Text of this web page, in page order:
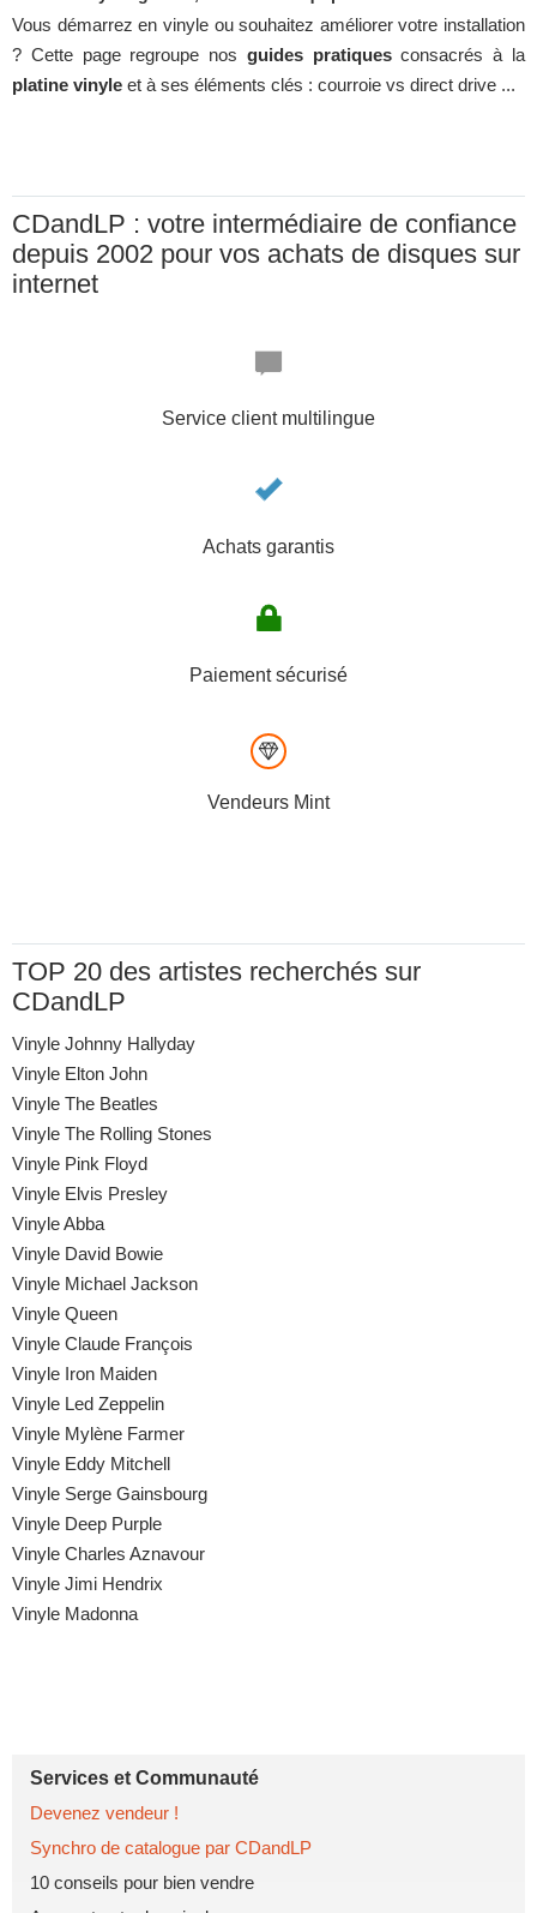
Vous démarrez en vinyle ou souhaitez améliorer votre installation
? Cette page regroupe nos guides pratiquesconsacrés à la
platine vinyle et à ses éléments clés : courroie vs direct drive ...
CDandLP : votre intermédiaire de confiance
depuis 2002 pour vos achats de disques sur
internet
Service client multilingue
Achats garantis
Paiement sécurisé
Vendeurs Mint
TOP 20 des artistes recherchés sur
CDandLP
Vinyle Johnny Hallyday
Vinyle Elton John
Vinyle The Beatles
Vinyle The Rolling Stones
Vinyle Pink Floyd
Vinyle Elvis Presley
Vinyle Abba
Vinyle David Bowie
Vinyle Michael Jackson
Vinyle Queen
Vinyle Claude François
Vinyle Iron Maiden
Vinyle Led Zeppelin
Vinyle Mylène Farmer
Vinyle Eddy Mitchell
Vinyle Serge Gainsbourg
Vinyle Deep Purple
Vinyle Charles Aznavour
Vinyle Jimi Hendrix
Vinyle Madonna
Services et Communauté
Devenez vendeur !
Synchro de catalogue par CDandLP
10 conseils pour bien vendre